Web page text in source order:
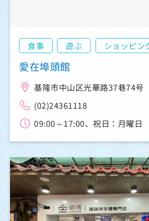
食事 遊ぶ ショッピン
愛在埠頭館
基隆市中山区光華路37巷74号
(02)24361118
09:00～17:00、祝日：月曜日